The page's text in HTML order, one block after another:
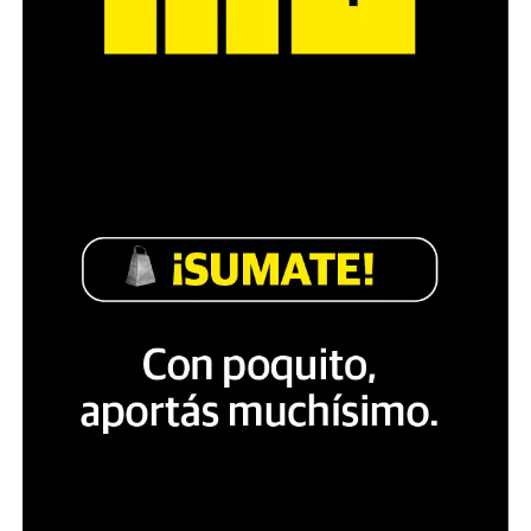
europeos
las tres, tiene un nivel de extranjerización menor pero
no despreciable: 3,23% de su territorio, unas 247.000
hectáreas. Allí el capital extranjero está repartido entre
varias nacionalidades europeas y regionales: el uruguayo